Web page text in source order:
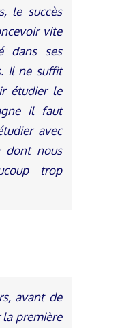
le succès
vite
dans ses
Il ne suffit
étudier le
il faut
avec
dont nous
trop
avant de
la première